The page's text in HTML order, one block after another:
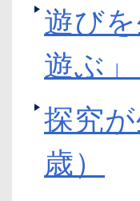
遊び
遊ぶ」
探究
歳）